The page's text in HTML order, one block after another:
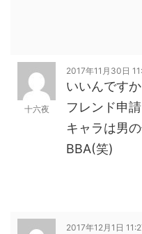
十六夜
2017年11月30日
いいんです
フレンド申
キャラは男
BBA(笑)
2017年12月1日